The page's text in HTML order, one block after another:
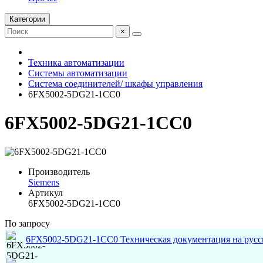
Категории
×
Техника автоматизации
Системы автоматизации
Система соединителей/ шкафы управления
6FX5002-5DG21-1CC0
6FX5002-5DG21-1CC0
Производитель
Siemens
Артикул
6FX5002-5DG21-1CC0
По запросу
6FX5002-5DG21-1CC0 Техническая документация на